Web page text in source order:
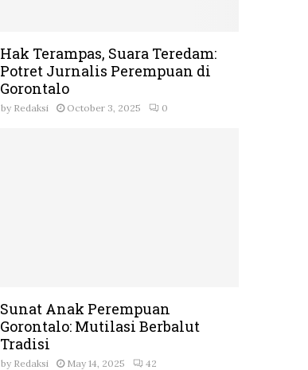
Hak Terampas, Suara Teredam:
Potret Jurnalis Perempuan di
Gorontalo
by Redaksi October 3, 2025 0
Sunat Anak Perempuan
Gorontalo: Mutilasi Berbalut
Tradisi
by Redaksi May 14, 2025 42